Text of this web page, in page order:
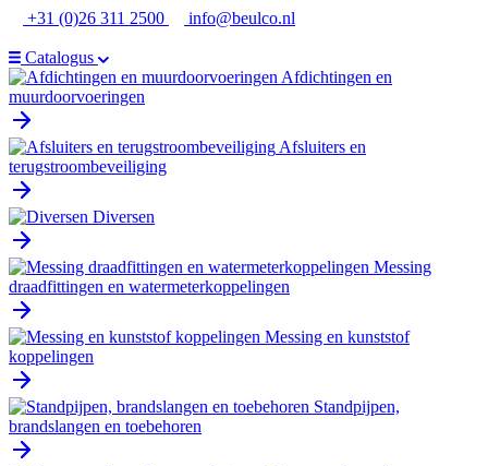
Ga
de
inhoud
+31 (0)26 311 2500 info@beulco.nl
Catalogus
Afdichtingen en
muurdoorvoeringen
Afsluiters en
terugstroombeveiliging
Diversen
Messing
draadfittingen en watermeterkoppelingen
Messing en kunststof
koppelingen
Standpijpen,
brandslangen en toebehoren